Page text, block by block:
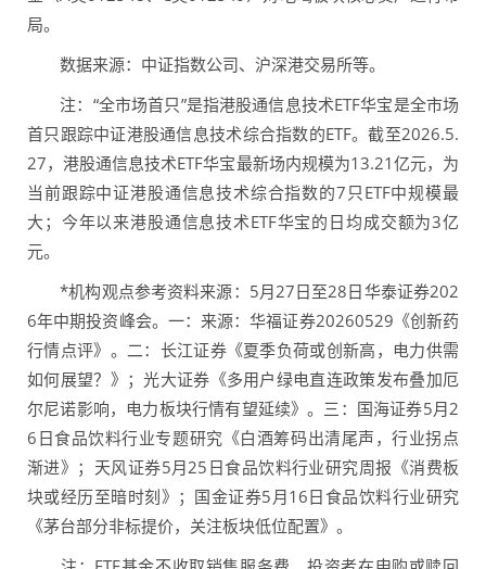
局。
数据来源：中证指数公司、沪深港交易所等。
注：“全市场首只”是指港股通信息技术ETF华宝是全市场
首只跟踪中证港股通信息技术综合指数的ETF。截至2026.5.
27，港股通信息技术ETF华宝最新场内规模为13.21亿元，为
当前跟踪中证港股通信息技术综合指数的7只ETF中规模最
大；今年以来港股通信息技术ETF华宝的日均成交额为3亿
元。
*机构观点参考资料来源：5月27日至28日华泰证券202
6年中期投资峰会。一：来源：华福证券20260529《创新药
行情点评》。二：长江证券《夏季负荷或创新高，电力供需
如何展望？》；光大证券《多用户绿电直连政策发布叠加厄
尔尼诺影响，电力板块行情有望延续》。三：国海证券5月2
6日食品饮料行业专题研究《白酒筹码出清尾声，行业拐点
渐进》；天风证券5月25日食品饮料行业研究周报《消费板
块或经历至暗时刻》；国金证券5月16日食品饮料行业研究
《茅台部分非标提价，关注板块低位配置》。